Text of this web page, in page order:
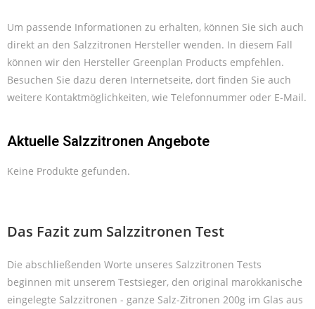
Um passende Informationen zu erhalten, können Sie sich auch
direkt an den Salzzitronen Hersteller wenden. In diesem Fall
können wir den Hersteller Greenplan Products empfehlen.
Besuchen Sie dazu deren Internetseite, dort finden Sie auch
weitere Kontaktmöglichkeiten, wie Telefonnummer oder E-Mail.
Aktuelle Salzzitronen Angebote
Keine Produkte gefunden.
Das Fazit zum Salzzitronen Test
Die abschließenden Worte unseres Salzzitronen Tests
beginnen mit unserem Testsieger, den original marokkanische
eingelegte Salzzitronen - ganze Salz-Zitronen 200g im Glas aus